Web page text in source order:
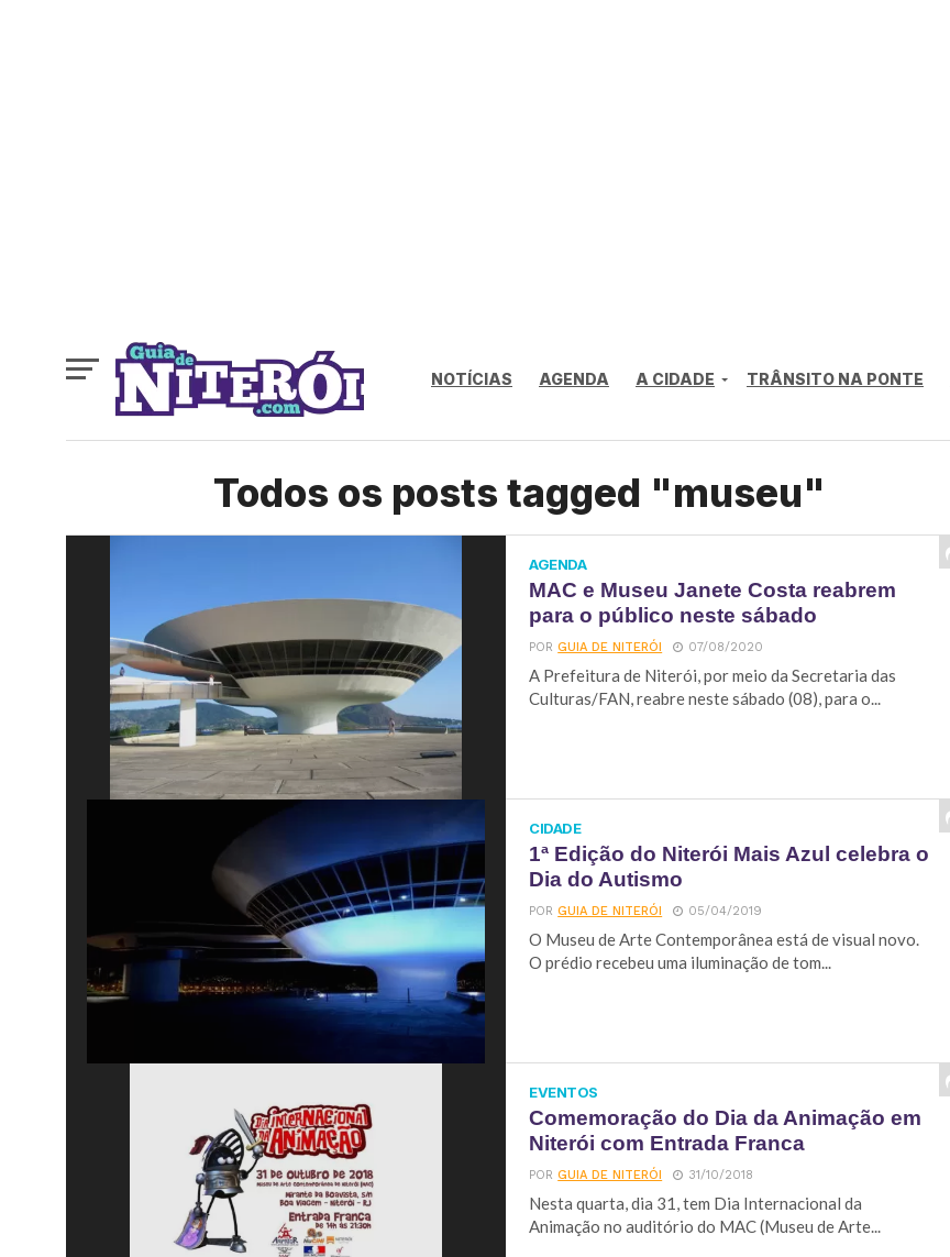
NOTÍCIAS AGENDA A CIDADE TRÂNSITO NA PONTE
Todos os posts tagged "museu"
AGENDA
MAC e Museu Janete Costa reabrem
para o público neste sábado
PORGUIA DE NITERÓI 07/08/2020
A Prefeitura de Niterói, por meio da Secretaria das
Culturas/FAN, reabre neste sábado (08), para o...
CIDADE
1ª Edição do Niterói Mais Azul celebra o
Dia do Autismo
PORGUIA DE NITERÓI 05/04/2019
O Museu de Arte Contemporânea está de visual novo.
O prédio recebeu uma iluminação de tom...
EVENTOS
Comemoração do Dia da Animação em
Niterói com Entrada Franca
PORGUIA DE NITERÓI 31/10/2018
Nesta quarta, dia 31, tem Dia Internacional da
Animação no auditório do MAC (Museu de Arte...